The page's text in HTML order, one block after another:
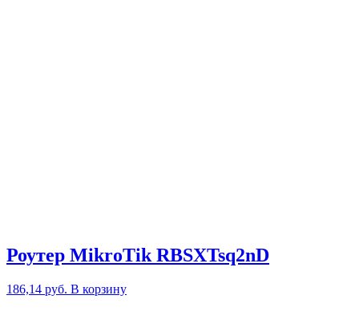
Роутер MikroTik RBSXTsq2nD
186,14 руб. В корзину